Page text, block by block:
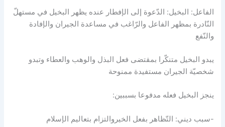
الفاعل: البخيل: الدّعوة إلى الإفطار عنده يظهر البخيل في مستهلّ
النّادرة بمظهر الفاعل والرّاغب في مساعدة الجيران والإفادة
والنّفع
يبدو البخيل متنكّرا بمقتضى فعل البذل والوهب والعطاء وتبدو
شخصيّة الجيران مستفيدة ممنوحة
ينجز البخيل فعله مدفوعا بسببين:
-سبب ديني: التّظاهر بفعل الخيروالتزام بتعاليم الإسلام